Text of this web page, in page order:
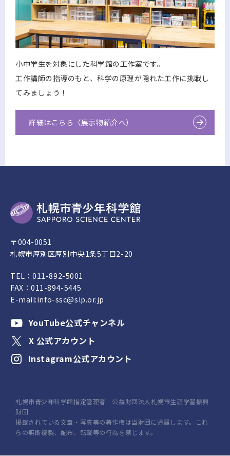
小中学生を対象にした科学館の工作室です。
工作講師の指導のもと、科学の原理が隠れた工作に挑戦し
てみましょう！
詳細はこちら（展示物紹介へ）
〒004-0051
札幌市厚別区厚別中央1条5丁目2-20
TEL：011-892-5001
FAX：011-894-5445
E-mail:info-ssc@slp.or.jp
YouTube公式チャンネル
X 公式アカウント
Instagram公式アカウント
札幌市青少年科学館指定管理者 公益財団法人札幌市生涯学習振興
財団
掲載されている文章・写真等の著作権は当財団に帰属します。これ
らの無断複製、配布、転載等の行為を禁じます。